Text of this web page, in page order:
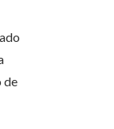
de